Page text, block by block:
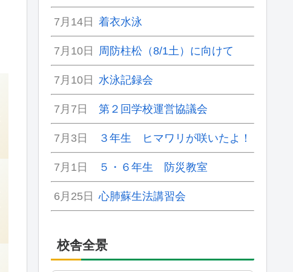
7月14日 着衣水泳
7月10日 周防柱松（8/1土）に向けて
7月10日 水泳記録会
7月7日 第２回学校運営協議会
7月3日 ３年生 ヒマワリが咲いたよ！
7月1日 ５・６年生 防災教室
6月25日 心肺蘇生法講習会
校舎全景